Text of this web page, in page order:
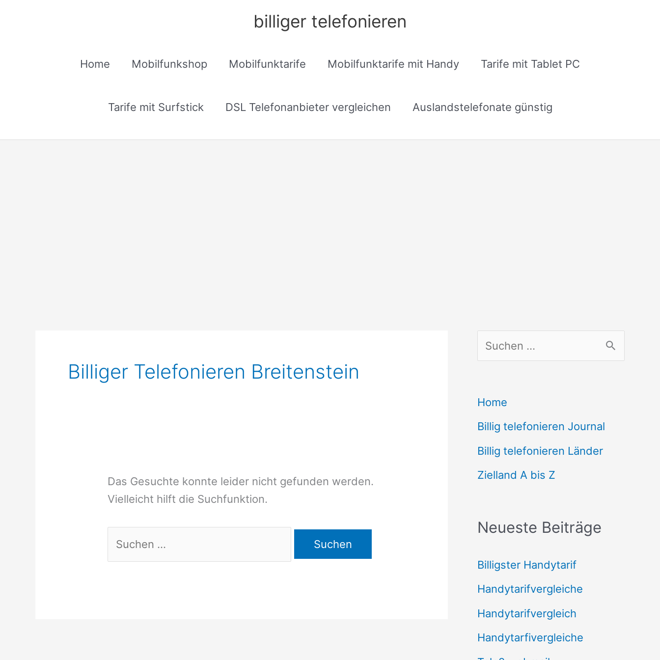
billiger telefonieren
Home Mobilfunkshop Mobilfunktarife Mobilfunktarife mit Handy Tarife mit Tablet PC
Tarife mit Surfstick DSL Telefonanbieter vergleichen Auslandstelefonate günstig
Billiger Telefonieren Breitenstein
Das Gesuchte konnte leider nicht gefunden werden.
Vielleicht hilft die Suchfunktion.
nach:
u
h
e
n
n
h
Home
Billig telefonieren Journal
Billig telefonieren Länder
Zielland A bis Z
Neueste Beiträge
Billigster Handytarif
Handytarifvergleiche
Handytarifvergleich
Handytarfivergleiche